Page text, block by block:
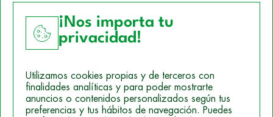
Política de Cookies
Mapa del sitio
¡Nos importa tu
privacidad!
Utilizamos cookies propias y de terceros con
finalidades analíticas y para poder mostrarte
anuncios o contenidos personalizados según tus
preferencias y tus hábitos de navegación. Puedes